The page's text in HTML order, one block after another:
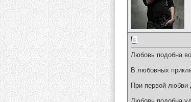
Любовь подобна
В любовных
При первой любви